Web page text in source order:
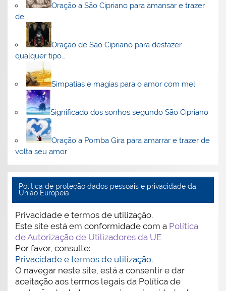
Oração a São Cipriano para amansar e trazer
de…
Oração de São Cipriano para desfazer
qualquer tipo…
Simpatias e magias para o amor com mel
Significado dos sonhos segundo São Cipriano
Oração a Pomba Gira para amarrar e trazer de
volta seu amor
Politica de proteção dados pessoais e privacidade da
União Europeia
Privacidade e termos de utilização.
Este site está em conformidade com a Política
de Autorização de Utilizadores da UE
Por favor, consulte:
Privacidade e termos de utilização.
O navegar neste site, está a consentir e dar
aceitação aos termos legais da Política de